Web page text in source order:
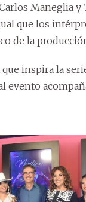
Maneglia y
que los
de la
inspira la
evento